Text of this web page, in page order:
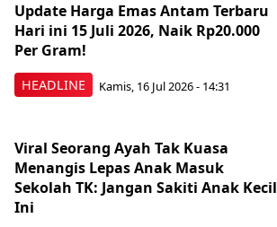
HEADLINE
Update Harga Emas Antam Terbaru
Hari ini 15 Juli 2026, Naik Rp20.000
Per Gram!
Kamis, 16 Jul 2026 - 14:31
Viral Seorang Ayah Tak Kuasa
Menangis Lepas Anak Masuk
Sekolah TK: Jangan Sakiti Anak Kecil
Ini